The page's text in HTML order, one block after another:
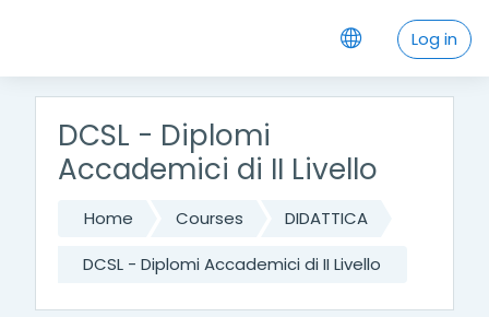
Log in
DCSL - Diplomi
Accademici di II Livello
Home Courses
DIDATTICA
DCSL - Diplomi Accademici di II Livello